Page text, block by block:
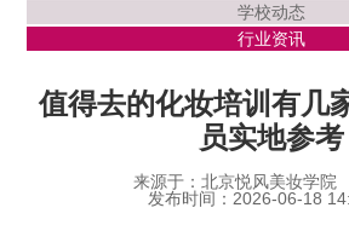
学校动态
行业资讯
值得去的化妆培训有几
员实地参考
来源于：北京悦风美妆学院
发布时间：2026-06-18